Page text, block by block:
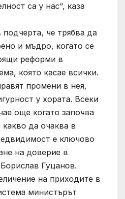
са у нас“, каза
че трябва да
и мъдро, когато се
реформи в
която касае всички.
промени в нея,
у хората. Всеки
още когато започва
да очаква в
е ключово
на доверие в
Гуцанов.
на приходите в
министърът